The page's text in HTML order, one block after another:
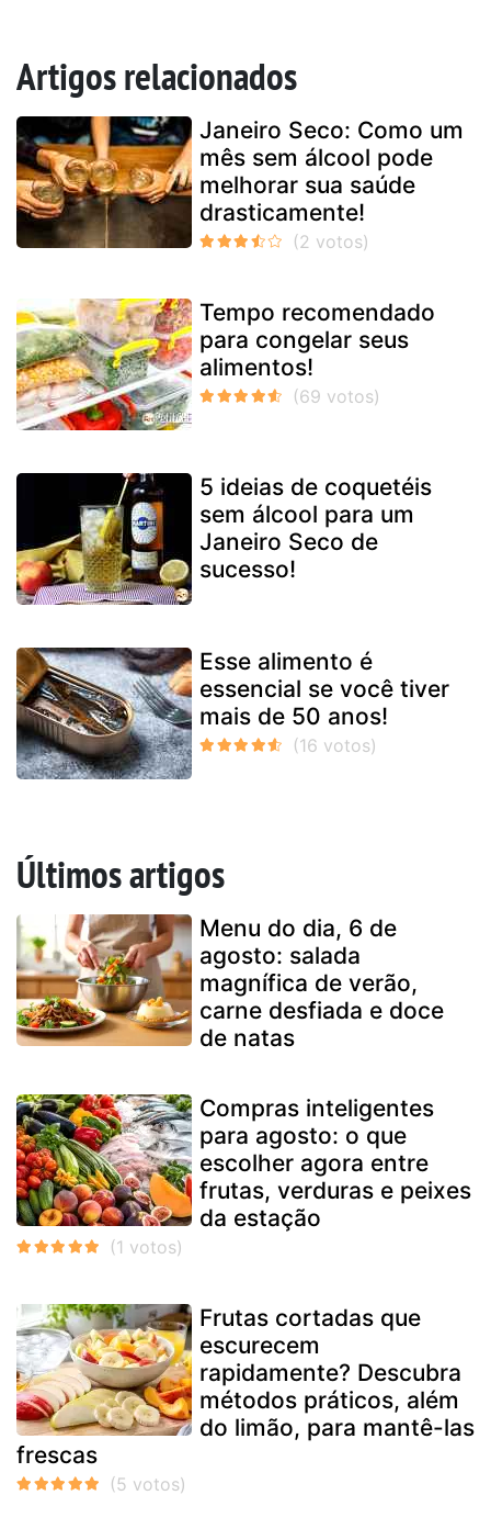
Artigos relacionados
Janeiro Seco: Como um
mês sem álcool pode
melhorar sua saúde
drasticamente!
Tempo recomendado
para congelar seus
alimentos!
5 ideias de coquetéis
sem álcool para um
Janeiro Seco de
sucesso!
Esse alimento é
essencial se você tiver
mais de 50 anos!
Últimos artigos
Menu do dia, 6 de
agosto: salada
magnífica de verão,
carne desfiada e doce
de natas
Compras inteligentes
para agosto: o que
escolher agora entre
frutas, verduras e peixes
da estação
Frutas cortadas que
escurecem
rapidamente? Descubra
métodos práticos, além
do limão, para mantê-las
frescas